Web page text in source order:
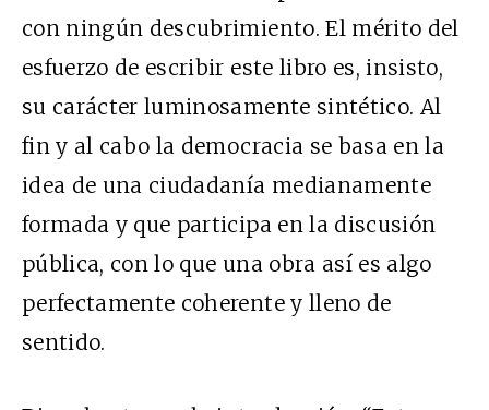
con ningún descubrimiento. El mérito del
esfuerzo de escribir este libro es, insisto,
su carácter luminosamente sintético. Al
fin y al cabo la democracia se basa en la
idea de una ciudadanía medianamente
formada y que participa en la discusión
pública, con lo que una obra así es algo
perfectamente coherente y lleno de
sentido.